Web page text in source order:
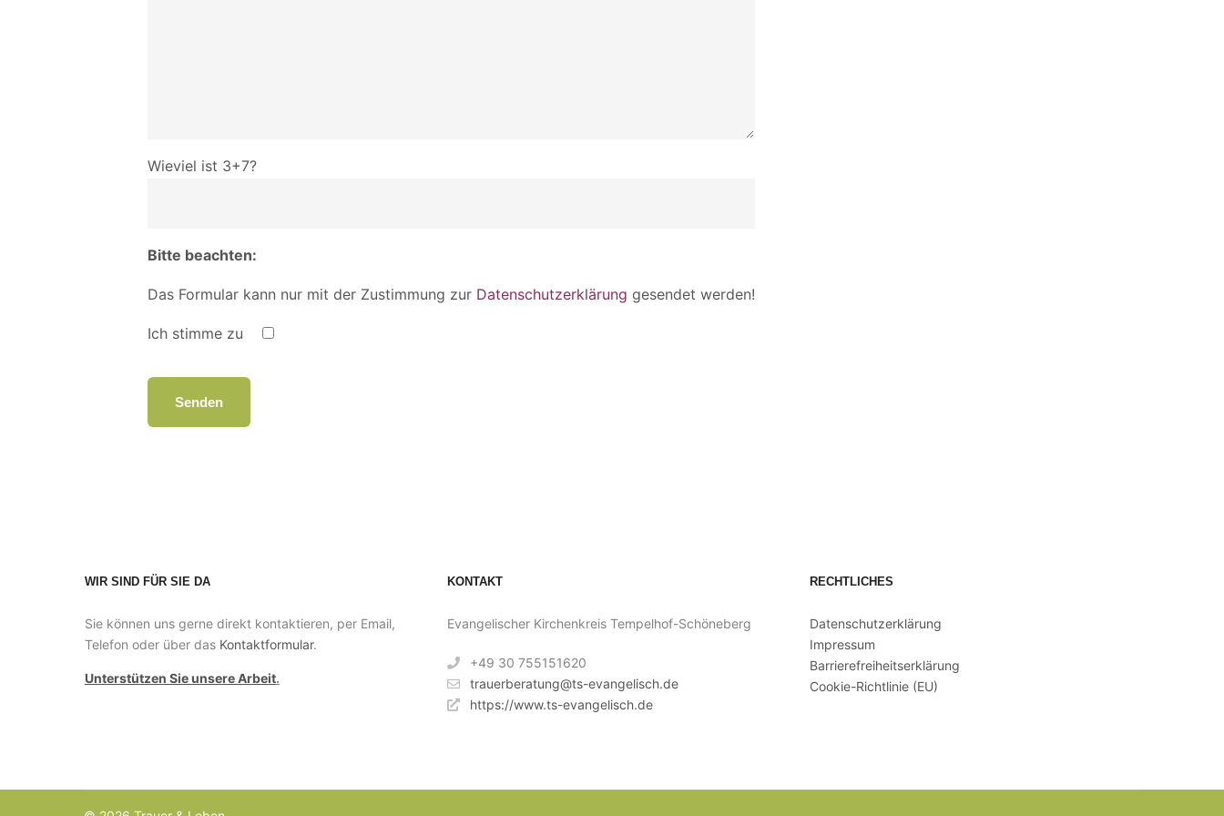
Wieviel ist 3+7?
Bitte beachten:
Das Formular kann nur mit der Zustimmung zur Datenschutzerklärung gesendet werden!
Ich stimme zu
Bitte
lasse
dieses
WIR SIND FÜR SIE DA
Sie können uns gerne direkt kontaktieren, per Email,
Telefon oder über das Kontaktformular.
Unterstützen Sie unsere Arbeit.
KONTAKT
Evangelischer Kirchenkreis Tempelhof-Schöneberg
+49 30 755151620
trauerberatung@ts-evangelisch.de
https://www.ts-evangelisch.de
RECHTLICHES
Datenschutzerklärung
Impressum
Barrierefreiheitserklärung
Cookie-Richtlinie (EU)